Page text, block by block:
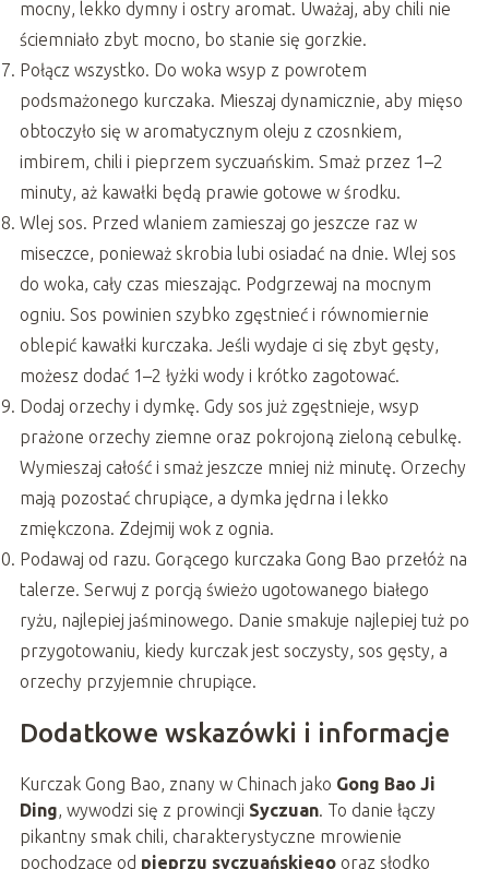
mocny, lekko dymny i ostry aromat. Uważaj, aby chili nie
ściemniało zbyt mocno, bo stanie się gorzkie.
Połącz wszystko. Do woka wsyp z powrotem
podsmażonego kurczaka. Mieszaj dynamicznie, aby mięso
obtoczyło się w aromatycznym oleju z czosnkiem,
imbirem, chili i pieprzem syczuańskim. Smaż przez 1–2
minuty, aż kawałki będą prawie gotowe w środku.
Wlej sos. Przed wlaniem zamieszaj go jeszcze raz w
miseczce, ponieważ skrobia lubi osiadać na dnie. Wlej sos
do woka, cały czas mieszając. Podgrzewaj na mocnym
ogniu. Sos powinien szybko zgęstnieć i równomiernie
oblepić kawałki kurczaka. Jeśli wydaje ci się zbyt gęsty,
możesz dodać 1–2 łyżki wody i krótko zagotować.
Dodaj orzechy i dymkę. Gdy sos już zgęstnieje, wsyp
prażone orzechy ziemne oraz pokrojoną zieloną cebulkę.
Wymieszaj całość i smaż jeszcze mniej niż minutę. Orzechy
mają pozostać chrupiące, a dymka jędrna i lekko
zmiękczona. Zdejmij wok z ognia.
Podawaj od razu. Gorącego kurczaka Gong Bao przełóż na
talerze. Serwuj z porcją świeżo ugotowanego białego
ryżu, najlepiej jaśminowego. Danie smakuje najlepiej tuż po
przygotowaniu, kiedy kurczak jest soczysty, sos gęsty, a
orzechy przyjemnie chrupiące.
Dodatkowe wskazówki i informacje
Kurczak Gong Bao, znany w Chinach jako Gong Bao Ji
Ding, wywodzi się z prowincji Syczuan. To danie łączy
pikantny smak chili, charakterystyczne mrowienie
pochodzące od pieprzu syczuańskiegooraz słodko